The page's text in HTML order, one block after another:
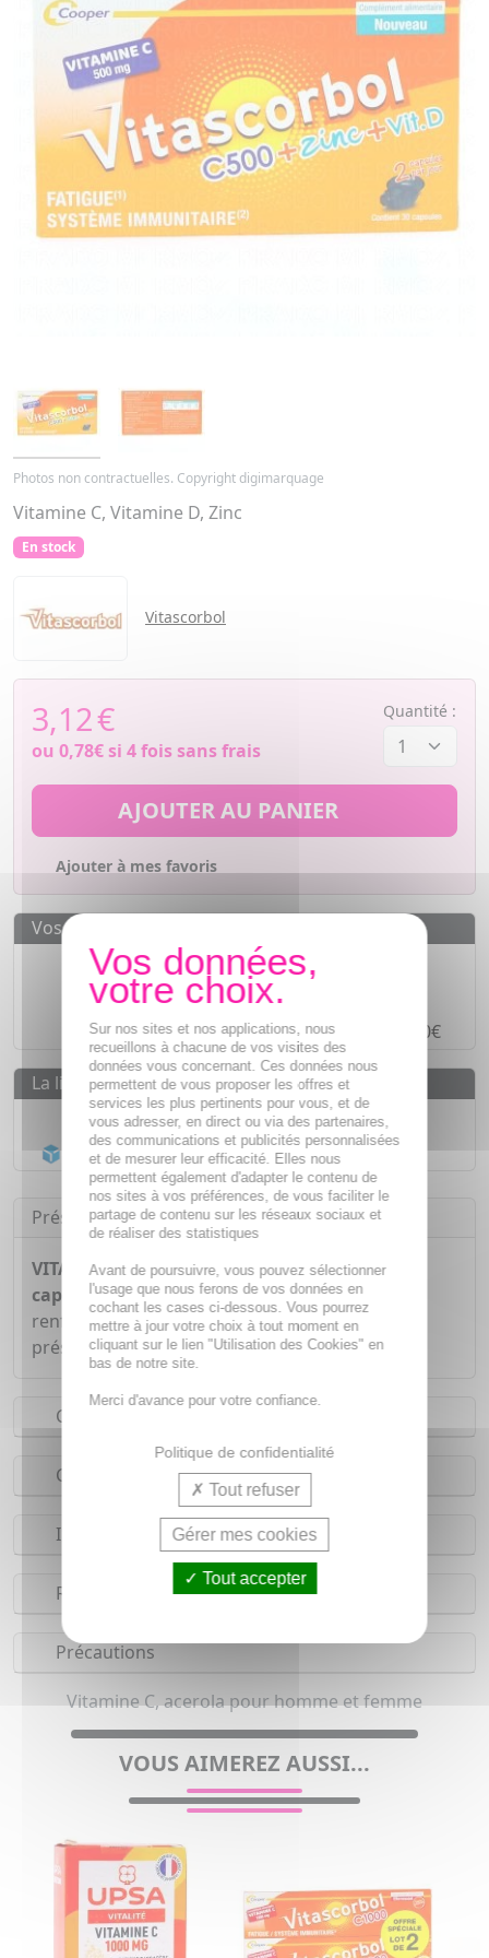
Photos non contractuelles. Copyright digimarquage
Vitamine C, Vitamine D, Zinc
En stock
Vitascorbol
3,12€
ou 0,78€si 4 fois sans frais
Quantité :
AJOUTER AU PANIER
Ajouter à mes favoris
Vos avantages
Des prixIMBATTABLES
Paiement en ligneSÉCURISÉ
Paiement en4 fois sans fraisà partir de 30€
La livraison
Livraison gratuite dès55€
Acheminement Chronoposten 24h*
Présentation
VITASCORBOL C500+Zinc+Vit.D boite de 30
capsulesest un complexe qui contribue à
renforcer le système immunitaire grâce à la
présence de Zinc et de vitamine C et D.
Conseils d'utilisation
Composition
Indications
Réserves
Précautions
Vitamine C, acerola pour homme et femme
VOUS AIMEREZ AUSSI...
Sur nos sites et nos applications, nous
recueillons à chacune de vos visites des
données vous concernant. Ces données nous
permettent de vous proposer les offres et
services les plus pertinents pour vous, et de
vous adresser, en direct ou via des partenaires,
des communications et publicités personnalisées
et de mesurer leur efficacité. Elles nous
permettent également d'adapter le contenu de
nos sites à vos préférences, de vous faciliter le
partage de contenu sur les réseaux sociaux et
de réaliser des statistiques
Avant de poursuivre, vous pouvez sélectionner
l'usage que nous ferons de vos données en
cochant les cases ci-dessous. Vous pourrez
mettre à jour votre choix à tout moment en
cliquant sur le lien "Utilisation des Cookies" en
bas de notre site.
Merci d'avance pour votre confiance.
Politique de confidentialité
Tout refuser
Gérer mes cookies
Tout accepter